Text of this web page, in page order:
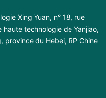
Xing Yuan, n° 18, rue
haute technologie de Yanjiao,
province du Hebei, RP Chine